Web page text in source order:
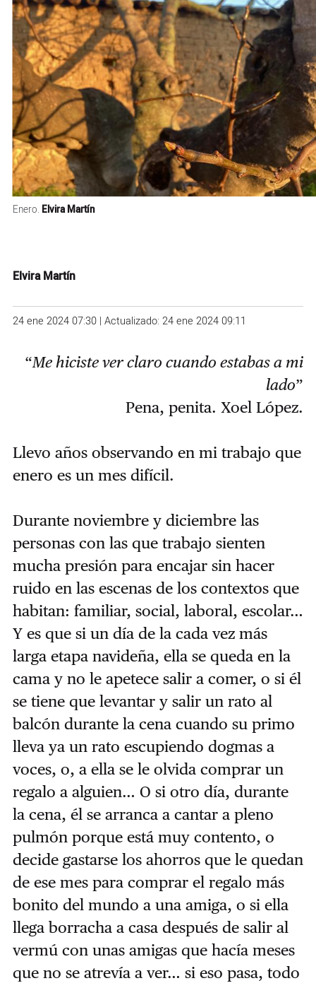
Enero. Elvira Martín
Elvira Martín
24 ene 2024 07:30 | Actualizado: 24 ene 2024 09:11
“Me hiciste ver claro cuando estabas a mi
lado”
Pena, penita. Xoel López.
Llevo años observando en mi trabajo que
enero es un mes difícil.
Durante noviembre y diciembre las
personas con las que trabajo sienten
mucha presión para encajar sin hacer
ruido en las escenas de los contextos que
habitan: familiar, social, laboral, escolar…
Y es que si un día de la cada vez más
larga etapa navideña, ella se queda en la
cama y no le apetece salir a comer, o si él
se tiene que levantar y salir un rato al
balcón durante la cena cuando su primo
lleva ya un rato escupiendo dogmas a
voces, o, a ella se le olvida comprar un
regalo a alguien… O si otro día, durante
la cena, él se arranca a cantar a pleno
pulmón porque está muy contento, o
decide gastarse los ahorros que le quedan
de ese mes para comprar el regalo más
bonito del mundo a una amiga, o si ella
llega borracha a casa después de salir al
vermú con unas amigas que hacía meses
que no se atrevía a ver… si eso pasa, todo